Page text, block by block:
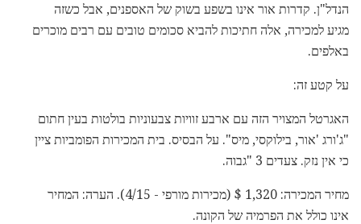
הנדל"ן. קדרות אור אינו בשפע בשוק של האספנים, אבל כשזה
מגיע למכירה, אלה חתיכות להביא סכומים טובים עם רבים מוכרים
באלפים.
על קטע זה:
האגרטל המצויר הזה עם ארבע זוויות צבעוניות בולטות בעין חתום
"ג'ורג 'אור, בילוקסי, מיס". על הבסיס. בית המכירות הפומביות ציין
כי אין נזק. צעדים 3 "גבוה.
מחיר המכירה: 1,320 $ (מכירות מורפי - 4/15). הערה: המחיר
אינו כולל את הפרמיה של הקונה.